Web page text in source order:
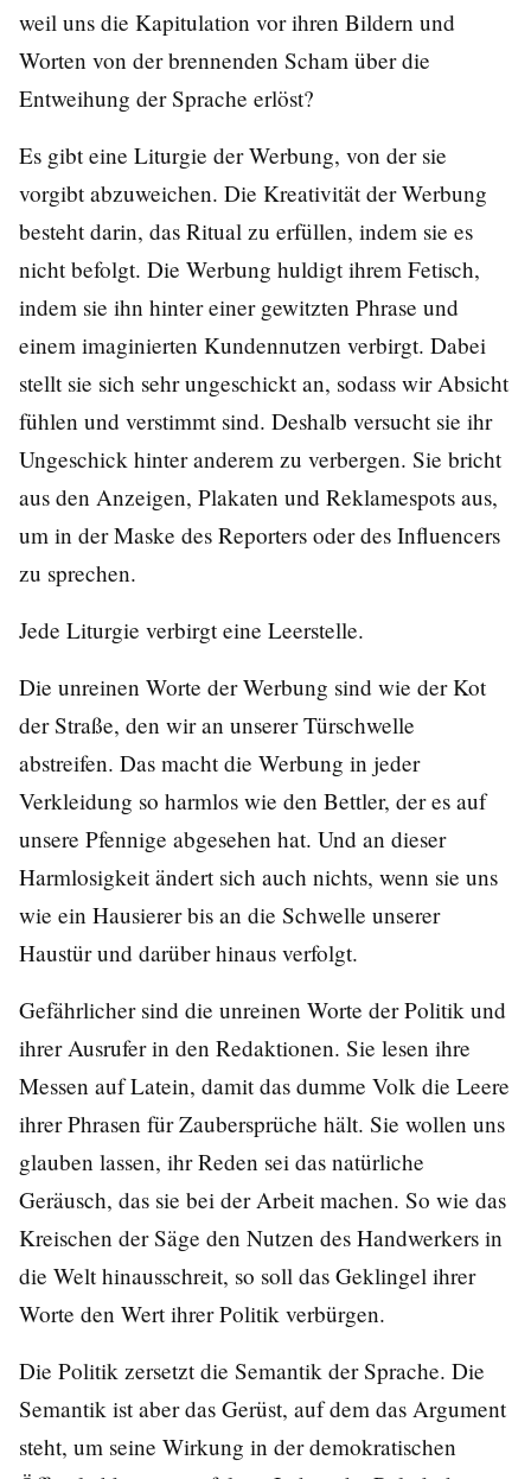
weil uns die Kapitulation vor ihren Bildern und
Worten von der brennenden Scham über die
Entweihung der Sprache erlöst?
Es gibt eine Liturgie der Werbung, von der sie
vorgibt abzuweichen. Die Kreativität der Werbung
besteht darin, das Ritual zu erfüllen, indem sie es
nicht befolgt. Die Werbung huldigt ihrem Fetisch,
indem sie ihn hinter einer gewitzten Phrase und
einem imaginierten Kundennutzen verbirgt. Dabei
stellt sie sich sehr ungeschickt an, sodass wir Absicht
fühlen und verstimmt sind. Deshalb versucht sie ihr
Ungeschick hinter anderem zu verbergen. Sie bricht
aus den Anzeigen, Plakaten und Reklamespots aus,
um in der Maske des Reporters oder des Influencers
zu sprechen.
Jede Liturgie verbirgt eine Leerstelle.
Die unreinen Worte der Werbung sind wie der Kot
der Straße, den wir an unserer Türschwelle
abstreifen. Das macht die Werbung in jeder
Verkleidung so harmlos wie den Bettler, der es auf
unsere Pfennige abgesehen hat. Und an dieser
Harmlosigkeit ändert sich auch nichts, wenn sie uns
wie ein Hausierer bis an die Schwelle unserer
Haustür und darüber hinaus verfolgt.
Gefährlicher sind die unreinen Worte der Politik und
ihrer Ausrufer in den Redaktionen. Sie lesen ihre
Messen auf Latein, damit das dumme Volk die Leere
ihrer Phrasen für Zaubersprüche hält. Sie wollen uns
glauben lassen, ihr Reden sei das natürliche
Geräusch, das sie bei der Arbeit machen. So wie das
Kreischen der Säge den Nutzen des Handwerkers in
die Welt hinausschreit, so soll das Geklingel ihrer
Worte den Wert ihrer Politik verbürgen.
Die Politik zersetzt die Semantik der Sprache. Die
Semantik ist aber das Gerüst, auf dem das Argument
steht, um seine Wirkung in der demokratischen